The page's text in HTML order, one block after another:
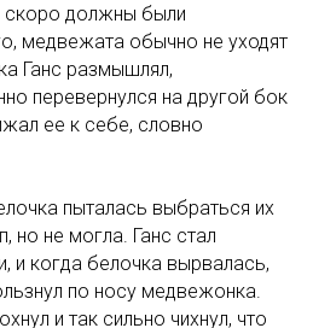
скоро должны были
медвежата обычно не уходят
Ганс размышлял,
перевернулся на другой бок
ее к себе, словно
пыталась выбраться их
но не могла. Ганс стал
и когда белочка вырвалась,
по носу медвежонка.
и так сильно чихнул, что